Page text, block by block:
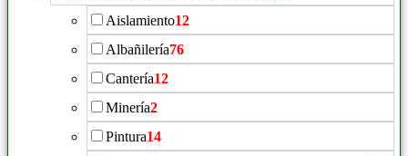
Aislamiento12
Albañilería76
Cantería12
Minería2
Pintura14